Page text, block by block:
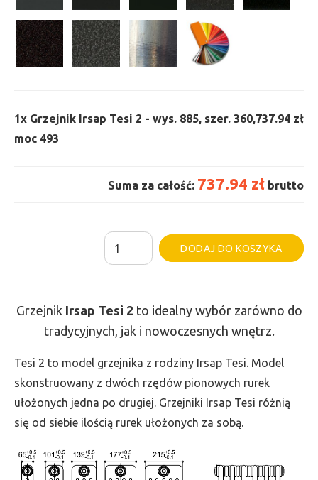
1x Grzejnik Irsap Tesi 2 - wys. 885, szer. 360,
moc 493
737.94 zł
Suma za całość: 737.94 zł brutto
ilość
Grzejnik
-
wys.
885,
szer.
360,
493
DODAJ DO KOSZYKA
Grzejnik Irsap Tesi 2 to idealny wybór zarówno do
tradycyjnych, jak i nowoczesnych wnętrz.
Tesi 2 to model grzejnika z rodziny Irsap Tesi. Model
skonstruowany z dwóch rzędów pionowych rurek
ułożonych jedna po drugiej. Grzejniki Irsap Tesi różnią
się od siebie ilością rurek ułożonych za sobą.